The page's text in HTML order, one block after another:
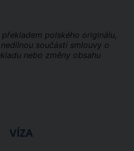
polského originálu,
součástí smlouvy o
nebo změny obsahu
VÍZA